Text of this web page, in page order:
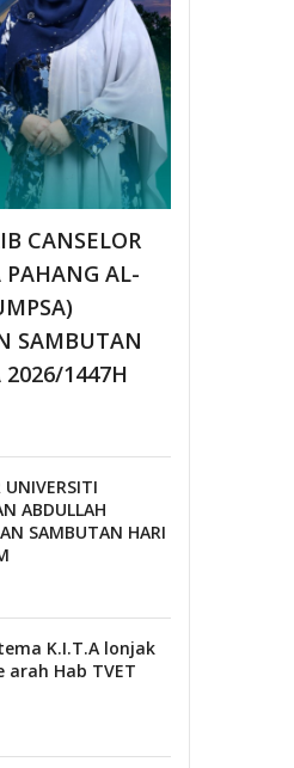
CANSELOR
PAHANG AL-
SAMBUTAN
2026/1447H
UNIVERSITI
ABDULLAH
SAMBUTAN HARI
K.I.T.A lonjak
Hab TVET